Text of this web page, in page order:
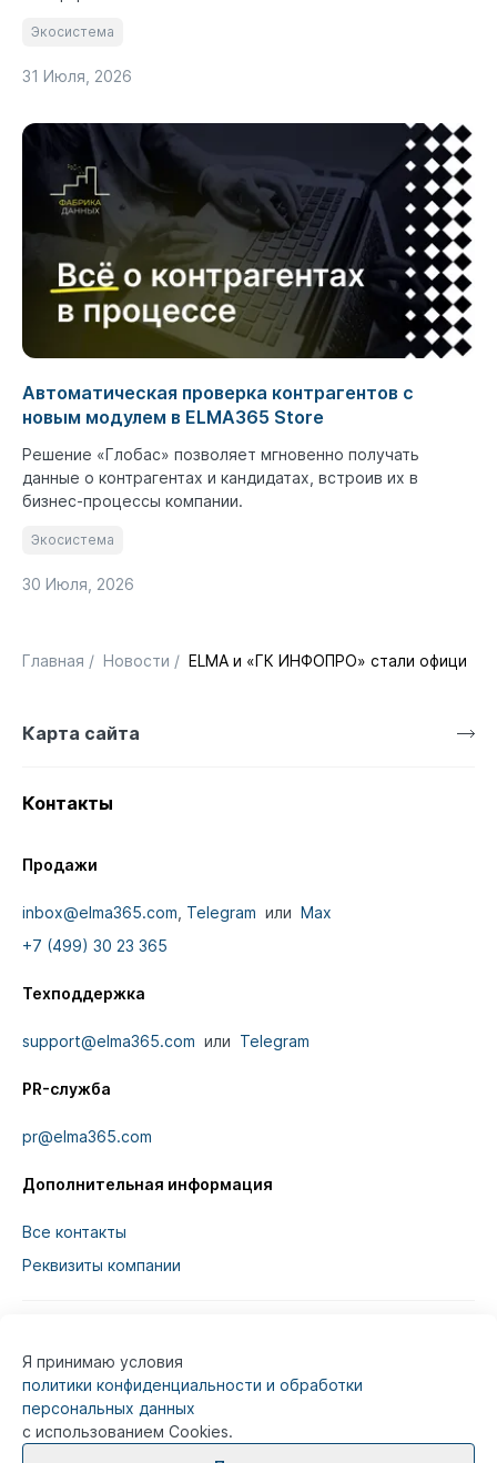
Экосистема
31 Июля, 2026
Автоматическая проверка контрагентов с
новым модулем в ELMA365 Store
Решение «Глобас» позволяет мгновенно получать
данные о контрагентах и кандидатах, встроив их в
бизнес-процессы компании.
Экосистема
30 Июля, 2026
Главная / Новости / ELMA и «ГК ИНФОПРО» стали
Карта сайта
Контакты
Продажи
inbox@elma365.com, Telegram или
Max
+7 (499) 30 23 365
Техподдержка
support@elma365.com или Telegram
PR-служба
pr@elma365.com
Дополнительная информация
Все контакты
Реквизиты компании
Информация на сайте предназначена для
предназначенной для публичного ознакомления
потребителей.
Я принимаю условия
политики конфиденциальности и обработки
персональных данных
с использованием Cookies.